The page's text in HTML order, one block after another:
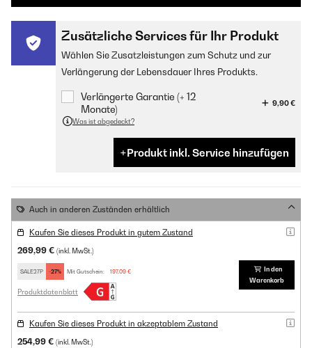
Zusätzliche Services für Ihr Produkt
Wählen Sie Zusatzleistungen zum Schutz und zur
Verlängerung der Lebensdauer Ihres Produkts.
Verlängerte Garantie (+ 12
Monate)
9,90 €
Was ist abgedeckt?
Produkt inkl. Service hinzufügen
Auch in anderen Zuständen erhältlich
Kaufen Sie dieses Produkt in gutem Zustand
269,99 € (inkl. MwSt.)
SALE27P -27% Mit Gutschein: 197,09 €
Produktdatenblatt
In den
Warenkorb
Kaufen Sie dieses Produkt in akzeptablem Zustand
254,99 € (inkl. MwSt.)